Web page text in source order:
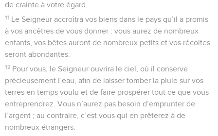
de crainte à votre égard.
11 Le Seigneur accroîtra vos biens dans le pays qu’il a promis
à vos ancêtres de vous donner : vous aurez de nombreux
enfants, vos bêtes auront de nombreux petits et vos récoltes
seront abondantes.
12 Pour vous, le Seigneur ouvrira le ciel, où il conserve
précieusement l’eau, afin de laisser tomber la pluie sur vos
terres en temps voulu et de faire prospérer tout ce que vous
entreprendrez. Vous n’aurez pas besoin d’emprunter de
l’argent ; au contraire, c’est vous qui en prêterez à de
nombreux étrangers.